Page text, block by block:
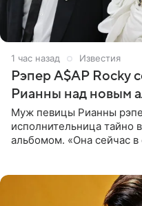
1 час назад Известия
Рэпер A$AP Rocky
Рианны над новым
Муж певицы Рианны
исполнительница тайно
альбомом. «Она сейчас в